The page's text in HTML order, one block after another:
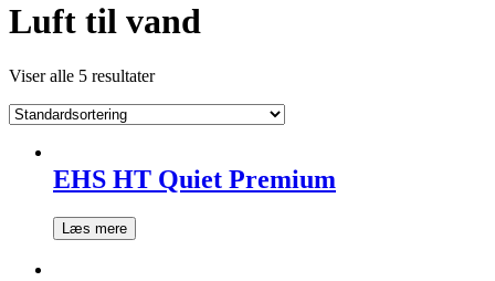
Luft til vand
Viser alle 5 resultater
EHS HT Quiet Premium
Læs mere